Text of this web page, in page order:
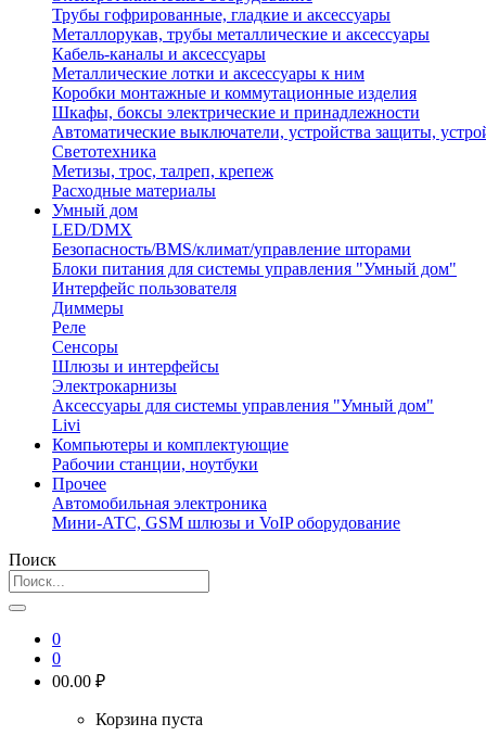
Трубы гофрированные, гладкие и аксессуары
Металлорукав, трубы металлические и аксессуары
Кабель-каналы и аксессуары
Металлические лотки и аксессуары к ним
Коробки монтажные и коммутационные изделия
Шкафы, боксы электрические и принадлежности
Автоматические выключатели, устройства защиты,
Светотехника
Метизы, трос, талреп, крепеж
Расходные материалы
Умный дом
LED/DMX
Безопасность/BMS/климат/управление шторами
Блоки питания для системы управления "Умный дом"
Интерфейс пользователя
Диммеры
Реле
Сенсоры
Шлюзы и интерфейсы
Электрокарнизы
Аксессуары для системы управления "Умный дом"
Livi
Компьютеры и комплектующие
Рабочии станции, ноутбуки
Прочее
Автомобильная электроника
Мини-АТС, GSM шлюзы и VoIP оборудование
Поиск
0
0
00.00 ₽
Корзина пуста